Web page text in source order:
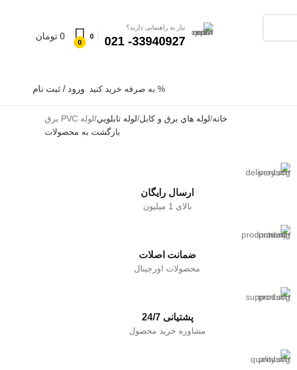
نیاز به راهنمایی دارید؟
33940927- 021
0
0
0 تومان
% به صرفه خرید کنید ورود / ثبت نام
خانه لوله هاي برق و كابل لوله تابلويي لوله PVC برق
بازگشت به محصولات
ارسال رایگان
بالای 1 میلیون
ضمانت اصلات
محصولات اورجینال
پشتیانی 24/7
مشاوره خرید محصول